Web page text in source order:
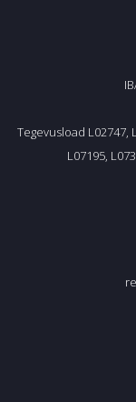
Tegevusload L02747,
L07195,